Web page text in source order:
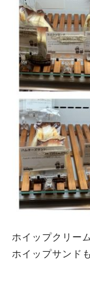
ホイップクリー
ホイップサンド
#泉ヶ丘駅#栂・美木多